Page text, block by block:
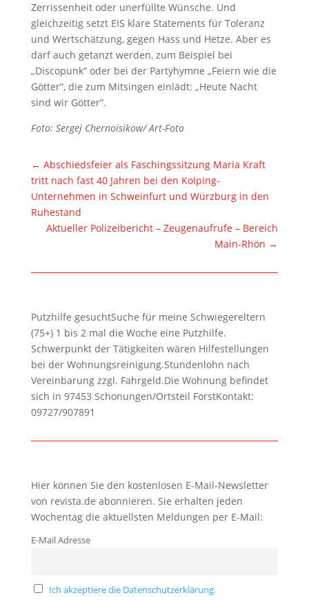
Zerrissenheit oder unerfüllte Wünsche. Und
gleichzeitig setzt EIS klare Statements für Toleranz
und Wertschätzung, gegen Hass und Hetze. Aber es
darf auch getanzt werden, zum Beispiel bei
„Discopunk“ oder bei der Partyhymne „Feiern wie die
Götter“, die zum Mitsingen einlädt: „Heute Nacht
sind wir Götter“.
Foto: Sergej Chernoisikow/ Art-Foto
← Abschiedsfeier als Faschingssitzung Maria Kraft
tritt nach fast 40 Jahren bei den Kolping-
Unternehmen in Schweinfurt und Würzburg in den
Ruhestand
Aktueller Polizeibericht – Zeugenaufrufe – Bereich
Main-Rhön →
Putzhilfe gesuchtSuche für meine Schwiegereltern
(75+) 1 bis 2 mal die Woche eine Putzhilfe.
Schwerpunkt der Tätigkeiten wären Hilfestellungen
bei der Wohnungsreinigung.Stundenlohn nach
Vereinbarung zzgl. Fahrgeld.Die Wohnung befindet
sich in 97453 Schonungen/Ortsteil ForstKontakt:
09727/907891
Hier können Sie den kostenlosen E-Mail-Newsletter
von revista.de abonnieren. Sie erhalten jeden
Wochentag die aktuellsten Meldungen per E-Mail:
E-Mail Adresse
Ich akzeptiere die Datenschutzerklärung.